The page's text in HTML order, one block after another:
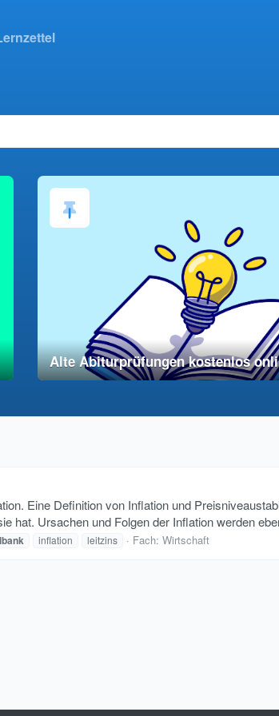
Alte Abiturprüfungen kostenlos
Eine Definition von Inflation und
hat. Ursachen und Folgen der Inflation werden
inflation leitzins Fach: Wirtschaft